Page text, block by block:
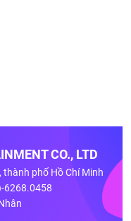
CO., LTD
thành phố Hồ Chí Minh
6268.0458